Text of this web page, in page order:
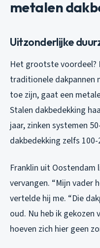
metalen
Uitzonderlijke
Het grootste voordeel?
traditionele dakpannen
toe zijn, gaat een
Stalen dakbedekking
jaar, zinken systemen
dakbedekking zelfs 100-
Franklin uit
vervangen. “Mijn vader
vertelde hij me. “Die
oud. Nu heb ik gekozen
hoeven zich hier geen